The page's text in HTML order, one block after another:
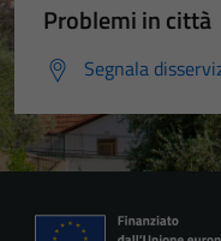
Problemi in città
Segnala